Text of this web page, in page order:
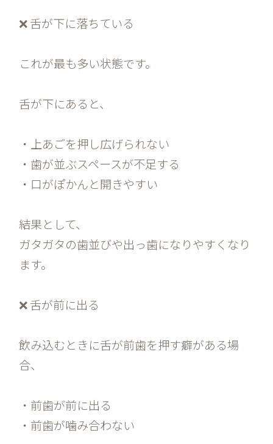
❌ 舌が下に落ちている
これが最も多い状態です。
舌が下にあると、
・上あごを押し広げられない
・歯が並ぶスペースが不足する
・口がぽかんと開きやすい
結果として、
ガタガタの歯並びや出っ歯になりやすくなり
ます。
❌ 舌が前に出る
飲み込むときに舌が前歯を押す癖がある場
合、
・前歯が前に出る
・前歯が噛み合わない